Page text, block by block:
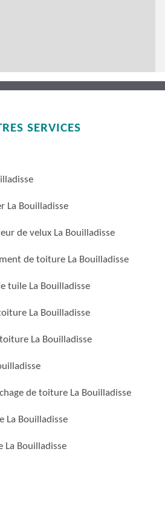
SERVICES
La Bouilladisse
de velux La Bouilladisse
de toiture La Bouilladisse
tuile La Bouilladisse
La Bouilladisse
La Bouilladisse
de toiture La Bouilladisse
La Bouilladisse
La Bouilladisse